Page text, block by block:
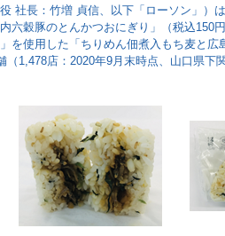
社長：竹増 貞信、以下「ローソン」）
六穀豚のとんかつおにぎり」（税込150
を使用した「ちりめん佃煮入もち麦と広
1,478店：2020年9月末時点、山口県下